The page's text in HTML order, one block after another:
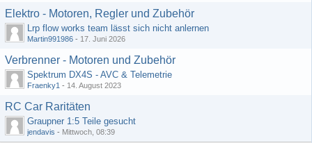
Elektro - Motoren, Regler und Zubehör
Lrp flow works team lässt sich nicht anlernen
Martin991986 - 17. Juni 2026
Verbrenner - Motoren und Zubehör
Spektrum DX4S - AVC & Telemetrie
Fraenky1 - 14. August 2023
RC Car Raritäten
Graupner 1:5 Teile gesucht
jendavis - Mittwoch, 08:39